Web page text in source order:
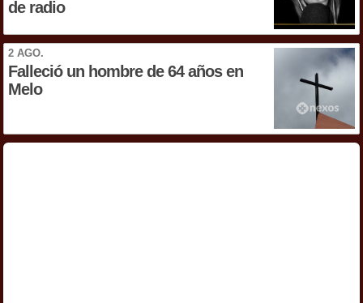
de radio
2 AGO.
Falleció un hombre de 64 años en
Melo